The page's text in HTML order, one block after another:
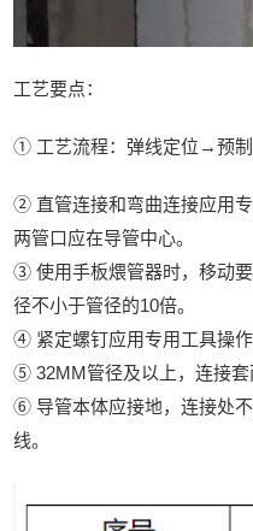
工艺要点：
① 工艺流程：弹线定位→预制
② 直管连接和弯曲连接应用专
两管口应在导管中心。
③ 使用手板煨管器时，移动
径不小于管径的10倍。
④ 紧定螺钉应用专用工具操作
⑤ 32MM管径及以上，连接套
⑥ 导管本体应接地，连接处
线。